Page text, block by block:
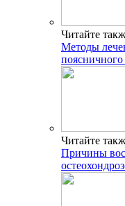
Читайте
Методы
поясничного
Читайте
Причины